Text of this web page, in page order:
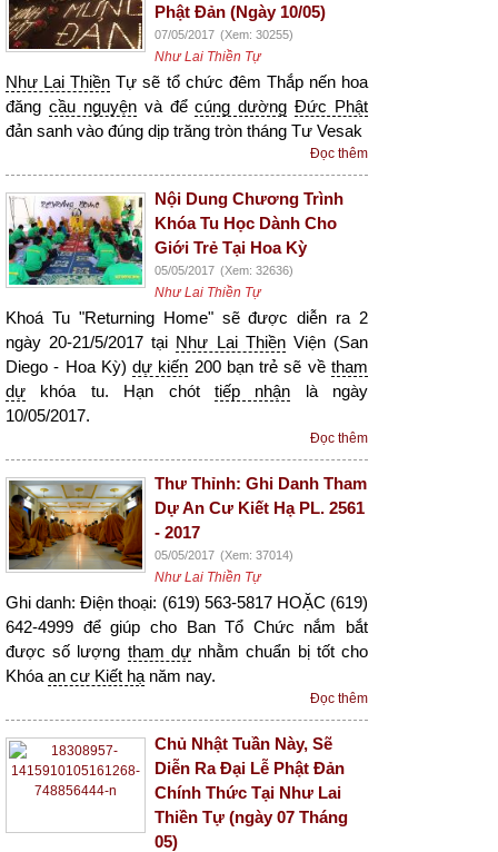
Phật Đản (Ngày 10/05)
07/05/2017 (Xem: 30255)
Như Lai Thiền Tự
Như Lai Thiền Tự sẽ tổ chức đêm Thắp nến hoa
đăng cầu nguyệnvà đểcúng dường Đức Phật
đản sanh vào đúng dịp trăng tròn tháng Tư Vesak
Đọc thêm
Nội Dung Chương Trình
Khóa Tu Học Dành Cho
Giới Trẻ Tại Hoa Kỳ
05/05/2017 (Xem: 32636)
Như Lai Thiền Tự
Khoá Tu "Returning Home" sẽ được diễn ra 2
ngày 20-21/5/2017 tại Như Lai ThiềnViện (San
Diego - Hoa Kỳ)dự kiến 200 bạn trẻ sẽ vềtham
dự khóa tu. Hạn chót tiếp nhận là ngày
10/05/2017.
Đọc thêm
Thư Thỉnh: Ghi Danh Tham
Dự An Cư Kiết Hạ PL. 2561
- 2017
05/05/2017 (Xem: 37014)
Như Lai Thiền Tự
Ghi danh: Điện thoại: (619) 563-5817 HOẶC (619)
642-4999 để giúp cho Ban Tổ Chức nắm bắt
được số lượng tham dựnhằm chuẩn bị tốt cho
Khóa an cư Kiết hạ năm nay.
Đọc thêm
Chủ Nhật Tuần Này, Sẽ
Diễn Ra Đại Lễ Phật Đản
Chính Thức Tại Như Lai
Thiền Tự (ngày 07 Tháng
05)